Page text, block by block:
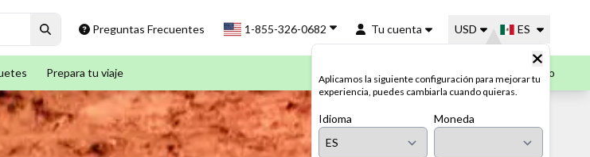
Preguntas Frecuentes 1-855-326-0682 Tu cuenta USD ES
Aplicamos la siguiente configuración para mejorar tu
experiencia, puedes cambiarla cuando quieras.
Idioma Moneda
Prepara tu viaje Mi Carrito